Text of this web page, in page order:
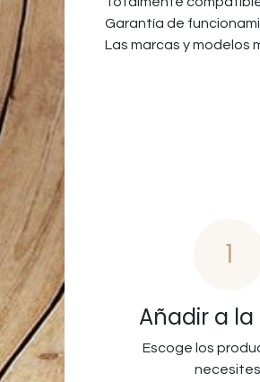
Garantía de
Las marcas y
1
Añadir a
Escoge los
necesites.